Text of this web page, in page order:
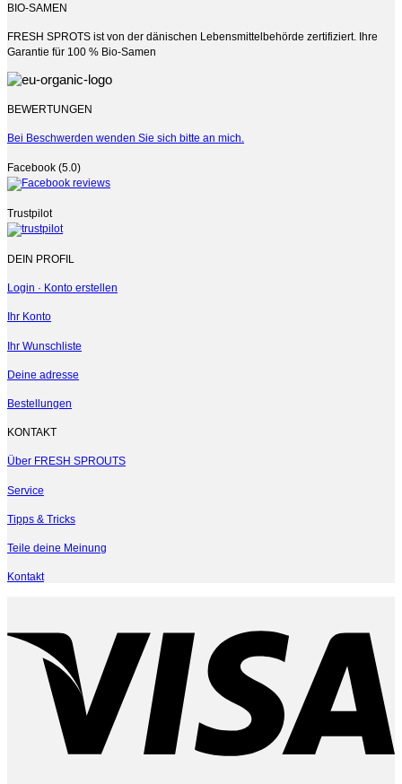
BIO-SAMEN
FRESH SPROTS ist von der dänischen Lebensmittelbehörde zertifiziert. Ihre
Garantie für 100 % Bio-Samen
BEWERTUNGEN
Bei Beschwerden wenden Sie sich bitte an mich.
Facebook (5.0)
Trustpilot
DEIN PROFIL
Login · Konto erstellen
Ihr Konto
Ihr Wunschliste
Deine adresse
Bestellungen
KONTAKT
Über FRESH SPROUTS
Service
Tipps & Tricks
Teile deine Meinung
Kontakt